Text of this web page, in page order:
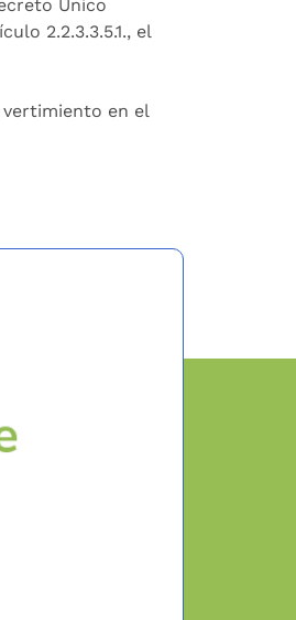
Único
2.2.3.3.5.1., el
en el